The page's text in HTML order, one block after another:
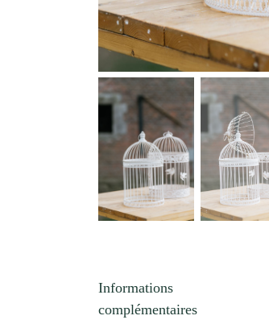
Informations
complémentaires